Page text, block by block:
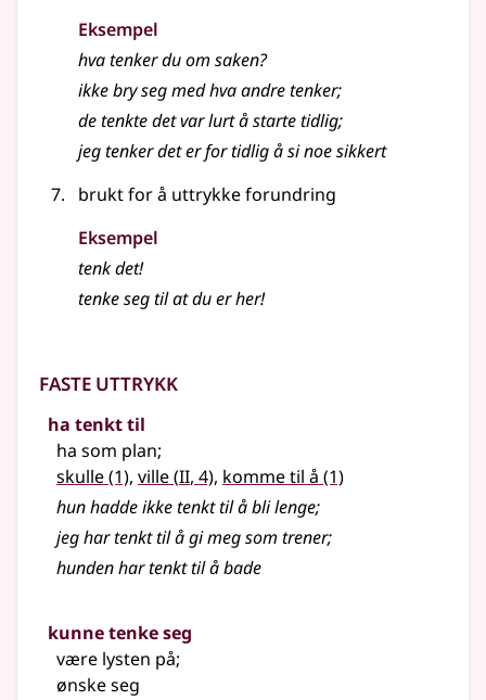
Eksempel
hva tenker du om saken?
ikke bry seg med hva andre tenker;
de tenkte det var lurt å starte tidlig;
jeg tenker det er for tidlig å si noe sikkert
brukt for å uttrykke forundring
Eksempel
tenk det!
tenke seg til at du er her!
Faste uttrykk
ha tenkt til
ha som plan;
skulle(1), ville(2
II, 4), komme til å (1)
hun hadde ikke tenkt til å bli lenge;
jeg har tenkt til å gi meg som trener;
hunden har tenkt til å bade
kunne tenke seg
være lysten på;
ønske seg